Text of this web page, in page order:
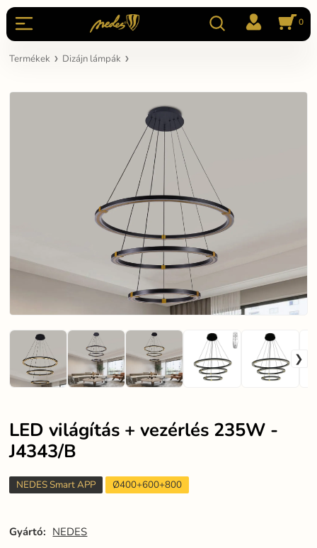
0
Termékek Dizájn lámpák
LED világítás + vezérlés 235W -
J4343/B
NEDES Smart APP Ø400+600+800
Gyártó: NEDES